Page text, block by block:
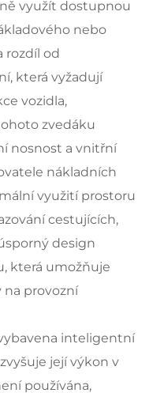
využít dostupnou
nebo
rozdíl od
která vyžadují
vozidla,
zvedáku
nosnost a vnitřní
nákladních
využití prostoru
cestujících,
design
která umožňuje
provozní
inteligentní
její výkon v
používána,